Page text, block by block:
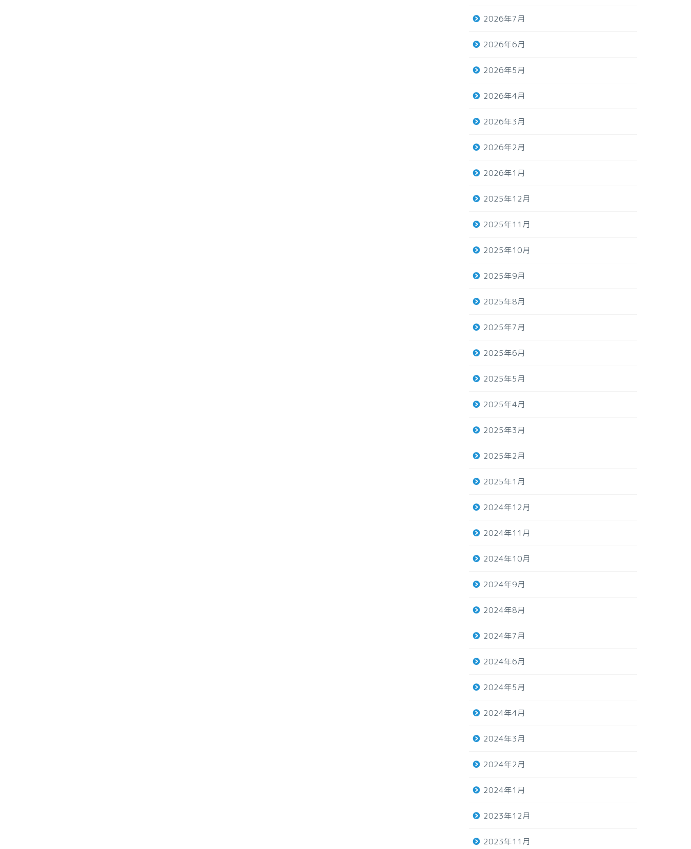
2026年7月
2026年6月
2026年5月
2026年4月
2026年3月
2026年2月
2026年1月
2025年12月
2025年11月
2025年10月
2025年9月
2025年8月
2025年7月
2025年6月
2025年5月
2025年4月
2025年3月
2025年2月
2025年1月
2024年12月
2024年11月
2024年10月
2024年9月
2024年8月
2024年7月
2024年6月
2024年5月
2024年4月
2024年3月
2024年2月
2024年1月
2023年12月
2023年11月